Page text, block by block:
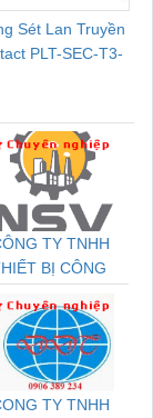
Sét Lan Truyền
PLT-SEC-T3-
TY TNHH
BỊ CÔNG
VIỆT
NAM
TY TNHH